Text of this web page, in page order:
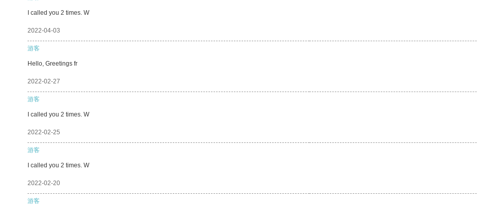
I called you 2 times. W
2022-04-03
游客
Hello, Greetings fr
2022-02-27
游客
I called you 2 times. W
2022-02-25
游客
I called you 2 times. W
2022-02-20
游客